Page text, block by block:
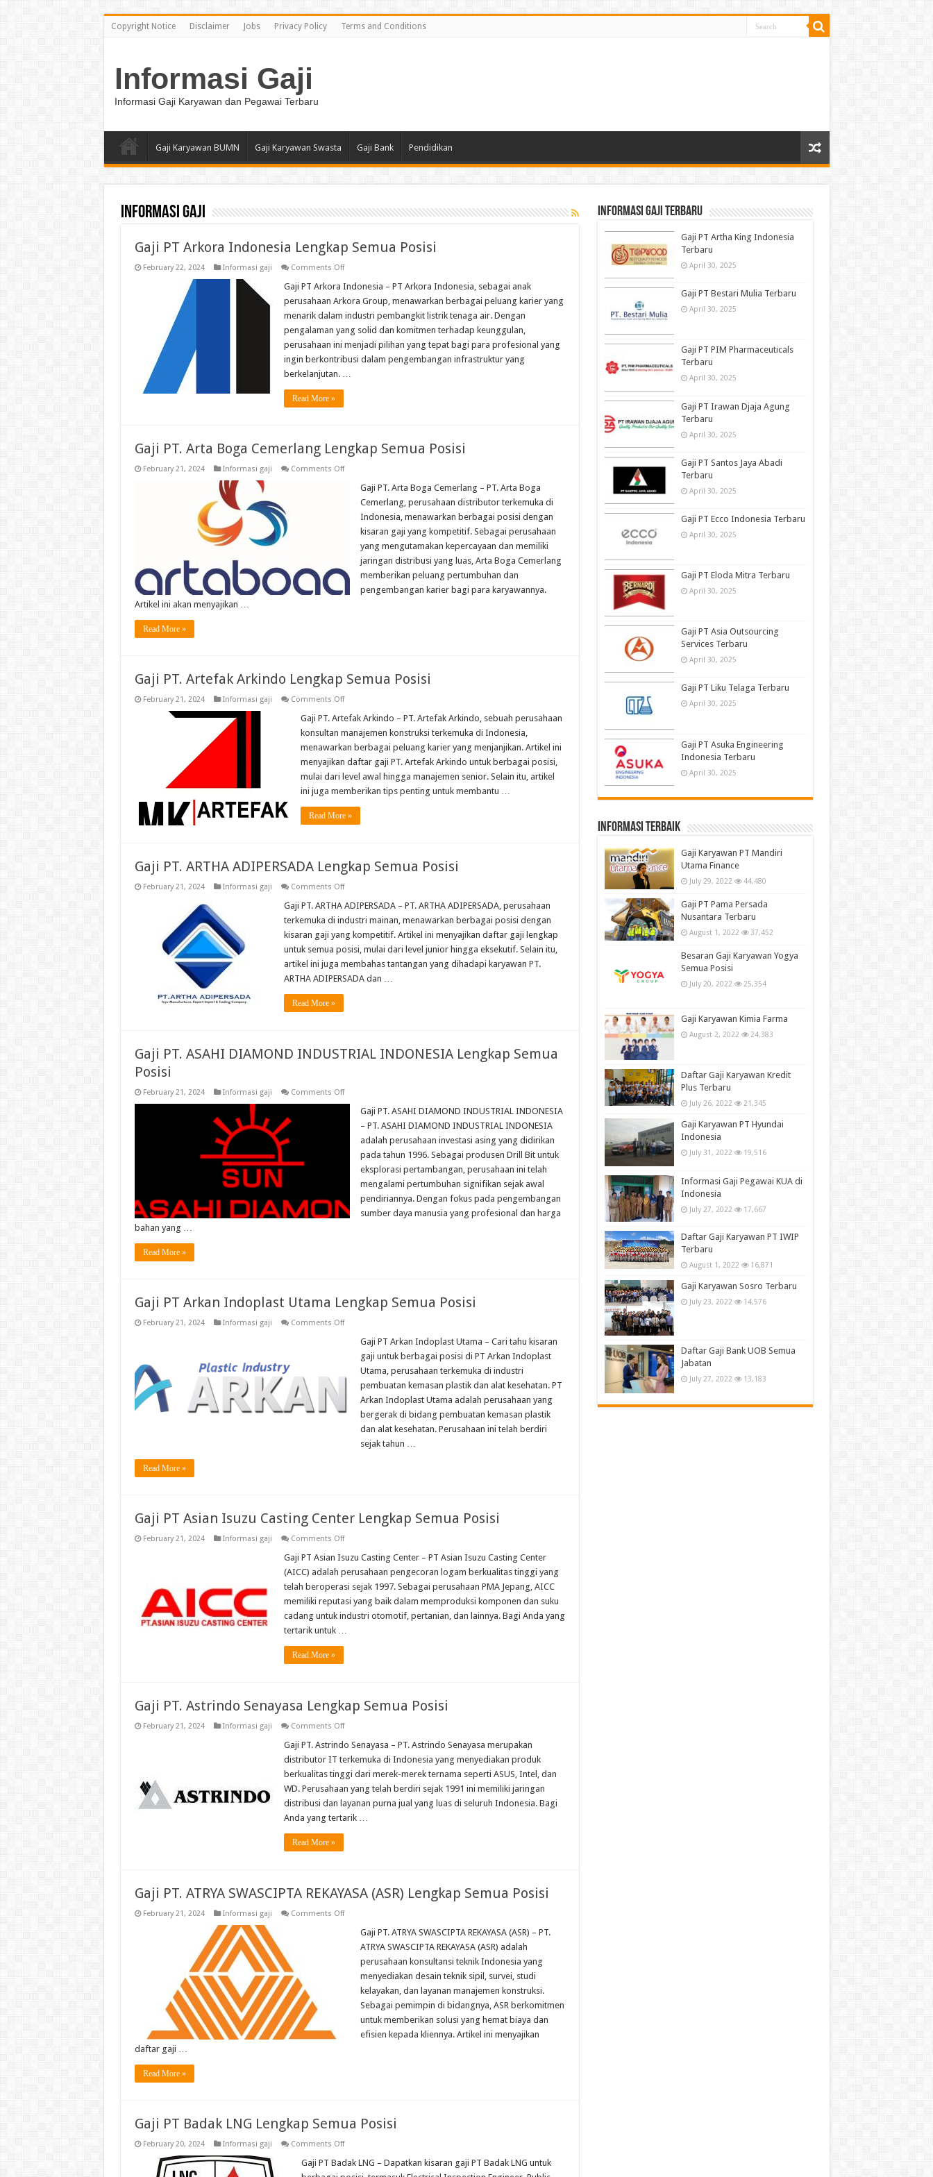
Copyright Notice Disclaimer Jobs Privacy Policy Terms and Conditions
Informasi Gaji
Informasi Gaji Karyawan dan Pegawai Terbaru
Gaji Karyawan BUMN Gaji Karyawan Swasta Gaji Bank Pendidikan
Informasi gaji
Gaji PT Arkora Indonesia Lengkap Semua Posisi
February 22, 2024 Informasi gaji Comments Offon
PT
Indonesia
Lengkap
Semua
Posisi
Gaji PT Arkora Indonesia – PT Arkora Indonesia, sebagai anak
perusahaan Arkora Group, menawarkan berbagai peluang karier yang
menarik dalam industri pembangkit listrik tenaga air. Dengan
pengalaman yang solid dan komitmen terhadap keunggulan,
perusahaan ini menjadi pilihan yang tepat bagi para profesional yang
ingin berkontribusi dalam pengembangan infrastruktur yang
berkelanjutan. …
Read More »
Gaji PT. Arta Boga Cemerlang Lengkap Semua Posisi
February 21, 2024 Informasi gaji Comments Offon
Boga
Cemerlang
Lengkap
Semua
Gaji PT. Arta Boga Cemerlang – PT. Arta Boga
Cemerlang, perusahaan distributor terkemuka di
Indonesia, menawarkan berbagai posisi dengan
kisaran gaji yang kompetitif. Sebagai perusahaan
yang mengutamakan kepercayaan dan memiliki
jaringan distribusi yang luas, Arta Boga Cemerlang
memberikan peluang pertumbuhan dan
pengembangan karier bagi para karyawannya.
Artikel ini akan menyajikan …
Read More »
Gaji PT. Artefak Arkindo Lengkap Semua Posisi
February 21, 2024 Informasi gaji Comments Offon
PT.
Arkindo
Lengkap
Semua
Posisi
Gaji PT. Artefak Arkindo – PT. Artefak Arkindo, sebuah perusahaan
konsultan manajemen konstruksi terkemuka di Indonesia,
menawarkan berbagai peluang karier yang menjanjikan. Artikel ini
menyajikan daftar gaji PT. Artefak Arkindo untuk berbagai posisi,
mulai dari level awal hingga manajemen senior. Selain itu, artikel
ini juga memberikan tips penting untuk membantu …
Read More »
Gaji PT. ARTHA ADIPERSADA Lengkap Semua Posisi
February 21, 2024 Informasi gaji Comments Offon
PT.
ADIPERSADA
Lengkap
Semua
Posisi
Gaji PT. ARTHA ADIPERSADA – PT. ARTHA ADIPERSADA, perusahaan
terkemuka di industri mainan, menawarkan berbagai posisi dengan
kisaran gaji yang kompetitif. Artikel ini menyajikan daftar gaji lengkap
untuk semua posisi, mulai dari level junior hingga eksekutif. Selain itu,
artikel ini juga membahas tantangan yang dihadapi karyawan PT.
ARTHA ADIPERSADA dan …
Read More »
Gaji PT. ASAHI DIAMOND INDUSTRIAL INDONESIA Lengkap Semua
Posisi
February 21, 2024 Informasi gaji Comments Offon
DIAMOND
INDUSTRIAL
INDONESIA
Lengkap
Semua
Posisi
Gaji PT. ASAHI DIAMOND INDUSTRIAL INDONESIA
– PT. ASAHI DIAMOND INDUSTRIAL INDONESIA
adalah perusahaan investasi asing yang didirikan
pada tahun 1996. Sebagai produsen Drill Bit untuk
eksplorasi pertambangan, perusahaan ini telah
mengalami pertumbuhan signifikan sejak awal
pendiriannya. Dengan fokus pada pengembangan
sumber daya manusia yang profesional dan harga
bahan yang …
Read More »
Gaji PT Arkan Indoplast Utama Lengkap Semua Posisi
February 21, 2024 Informasi gaji Comments Offon
Indoplast
Utama
Lengkap
Semua
Gaji PT Arkan Indoplast Utama – Cari tahu kisaran
gaji untuk berbagai posisi di PT Arkan Indoplast
Utama, perusahaan terkemuka di industri
pembuatan kemasan plastik dan alat kesehatan. PT
Arkan Indoplast Utama adalah perusahaan yang
bergerak di bidang pembuatan kemasan plastik
dan alat kesehatan. Perusahaan ini telah berdiri
sejak tahun …
Read More »
Gaji PT Asian Isuzu Casting Center Lengkap Semua Posisi
February 21, 2024 Informasi gaji Comments Offon
PT
Isuzu
Casting
Center
Lengkap
Semua
Posisi
Gaji PT Asian Isuzu Casting Center – PT Asian Isuzu Casting Center
(AICC) adalah perusahaan pengecoran logam berkualitas tinggi yang
telah beroperasi sejak 1997. Sebagai perusahaan PMA Jepang, AICC
memiliki reputasi yang baik dalam memproduksi komponen dan suku
cadang untuk industri otomotif, pertanian, dan lainnya. Bagi Anda yang
tertarik untuk …
Read More »
Gaji PT. Astrindo Senayasa Lengkap Semua Posisi
February 21, 2024 Informasi gaji Comments Offon
PT.
Astrindo
Senayasa
Lengkap
Semua
Posisi
Gaji PT. Astrindo Senayasa – PT. Astrindo Senayasa merupakan
distributor IT terkemuka di Indonesia yang menyediakan produk
berkualitas tinggi dari merek-merek ternama seperti ASUS, Intel, dan
WD. Perusahaan yang telah berdiri sejak 1991 ini memiliki jaringan
distribusi dan layanan purna jual yang luas di seluruh Indonesia. Bagi
Anda yang tertarik …
Read More »
Gaji PT. ATRYA SWASCIPTA REKAYASA (ASR) Lengkap Semua Posisi
February 21, 2024 Informasi gaji Comments Offon
SWASCIPTA
REKAYASA
(ASR)
Lengkap
Semua
Posisi
Gaji PT. ATRYA SWASCIPTA REKAYASA (ASR) – PT.
ATRYA SWASCIPTA REKAYASA (ASR) adalah
perusahaan konsultansi teknik Indonesia yang
menyediakan desain teknik sipil, survei, studi
kelayakan, dan layanan manajemen konstruksi.
Sebagai pemimpin di bidangnya, ASR berkomitmen
untuk memberikan solusi yang hemat biaya dan
efisien kepada kliennya. Artikel ini menyajikan
daftar gaji …
Read More »
Gaji PT Badak LNG Lengkap Semua Posisi
February 20, 2024 Informasi gaji Comments Offon
PT
Gaji PT Badak LNG – Dapatkan kisaran gaji PT Badak LNG untuk
informasi gaji terbaru
Gaji PT Artha King Indonesia
Terbaru
April 30, 2025
Gaji PT Bestari Mulia Terbaru
April 30, 2025
Gaji PT PIM Pharmaceuticals
Terbaru
April 30, 2025
Gaji PT Irawan Djaja Agung
Terbaru
April 30, 2025
Gaji PT Santos Jaya Abadi
Terbaru
April 30, 2025
Gaji PT Ecco Indonesia Terbaru
April 30, 2025
Gaji PT Eloda Mitra Terbaru
April 30, 2025
Gaji PT Asia Outsourcing
Services Terbaru
April 30, 2025
Gaji PT Liku Telaga Terbaru
April 30, 2025
Gaji PT Asuka Engineering
Indonesia Terbaru
April 30, 2025
informasi terbaik
Gaji Karyawan PT Mandiri
Utama Finance
July 29, 2022 44,480
Gaji PT Pama Persada
Nusantara Terbaru
August 1, 2022 37,452
Besaran Gaji Karyawan Yogya
Semua Posisi
July 20, 2022 25,354
Gaji Karyawan Kimia Farma
August 2, 2022 24,383
Daftar Gaji Karyawan Kredit
Plus Terbaru
July 26, 2022 21,345
Gaji Karyawan PT Hyundai
Indonesia
July 31, 2022 19,516
Informasi Gaji Pegawai KUA di
Indonesia
July 27, 2022 17,667
Daftar Gaji Karyawan PT IWIP
Terbaru
August 1, 2022 16,871
Gaji Karyawan Sosro Terbaru
July 23, 2022 14,576
Daftar Gaji Bank UOB Semua
Jabatan
July 27, 2022 13,183